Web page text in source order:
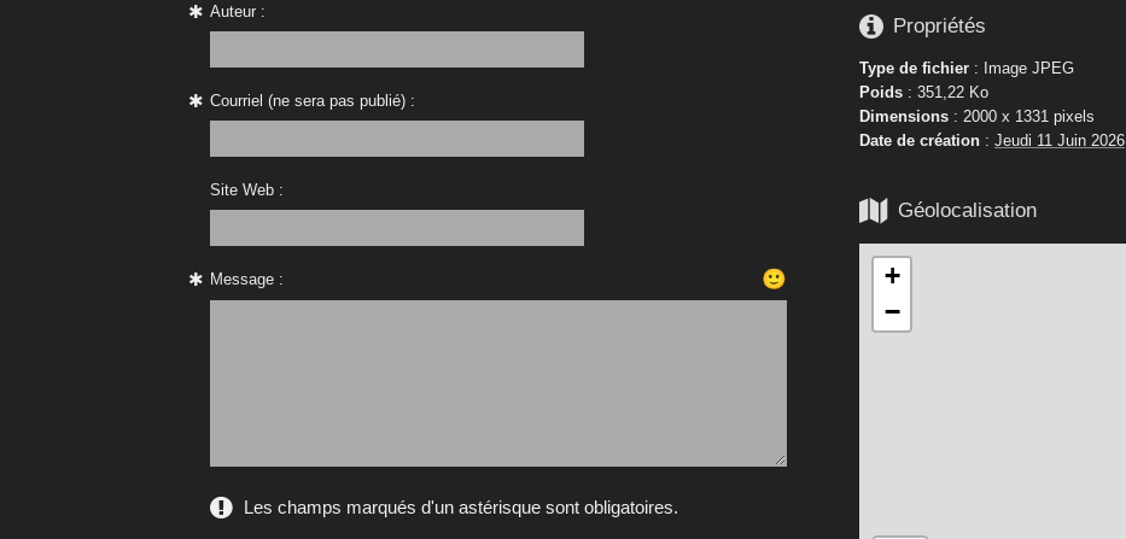
 Propriétés
Type de fichier : Image JPEG
Poids : 351,22 Ko
Dimensions : 2000 x 1331 pixels
Date de création : Jeudi 11 Juin 2026
 Géolocalisation
+
−
Auteur :
Courriel (ne sera pas publié) :
Site Web :
Message : 🙂
Les champs marqués d'un astérisque sont obligatoires.